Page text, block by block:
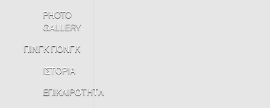
PHOTO
GALLERY
ΠΙΝΓΚ ΠΟΝΓΚ
ΙΣΤΟΡΙΑ
ΕΠΙΚΑΙΡΟΤΗΤΑ